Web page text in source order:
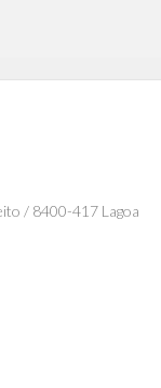
/ 8400-417 Lagoa